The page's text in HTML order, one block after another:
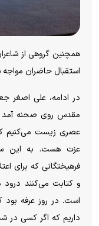
همچنین گروهی از
استقبال حاضران
در ادامه، علی اصغر
مقدس روی صحنه آمد
عصری زیست می‌کنیم که
عزت هست. به این
فرهیختگانی که برای
و کتابت می‌کنند درود
است. در روز عرفه بود
داریم که اگر کسی در